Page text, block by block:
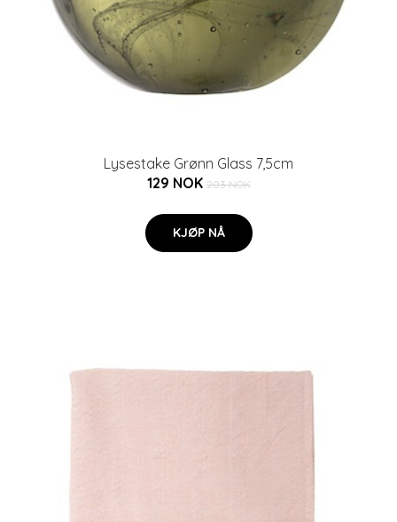
Lysestake Grønn Glass 7,5cm
129 NOK 203 NOK
KJØP NÅ